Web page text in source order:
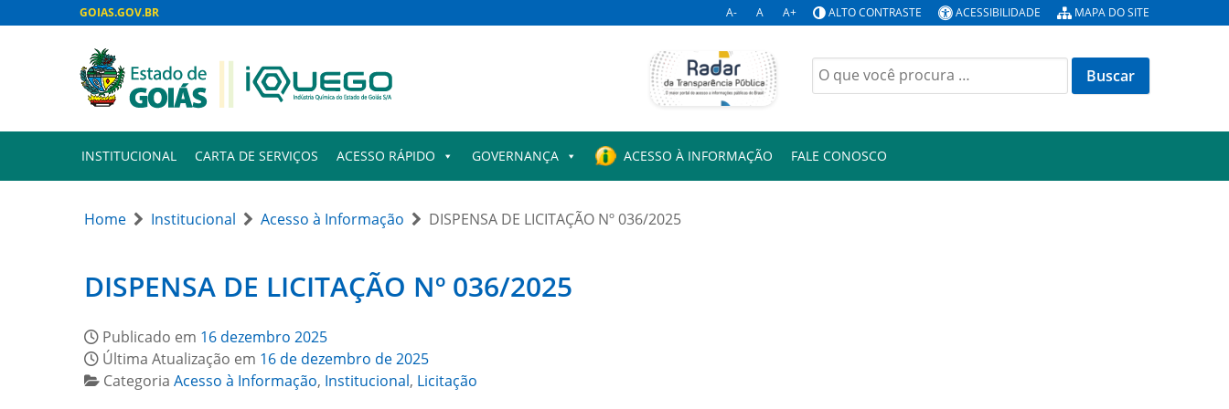
GOIAS.GOV.BR A- A A+ ALTO CONTRASTE ACESSIBILIDADE MAPA DO SITE
Buscar
por:
INSTITUCIONAL CARTA DE SERVIÇOS ACESSO RÁPIDO GOVERNANÇA ACESSO À INFORMAÇÃO FALE CONOSCO
Home Institucional Acesso à Informação DISPENSA DE LICITAÇÃO Nº 036/2025
DISPENSA DE LICITAÇÃO Nº 036/2025
Publicado em 16 dezembro 2025
Última Atualização em 16 de dezembro de 2025
Categoria Acesso à Informação, Institucional, Licitação